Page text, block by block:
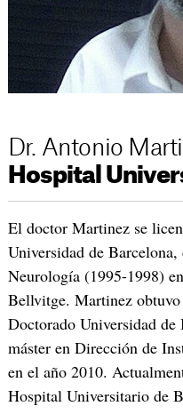
Dr. Antonio
Hospital
El doctor Martinez se
Universidad de
Neurología (1995-1998)
Bellvitge. Martinez
Doctorado Universidad de
máster en Dirección de
en el año 2010.
Hospital Universitario de